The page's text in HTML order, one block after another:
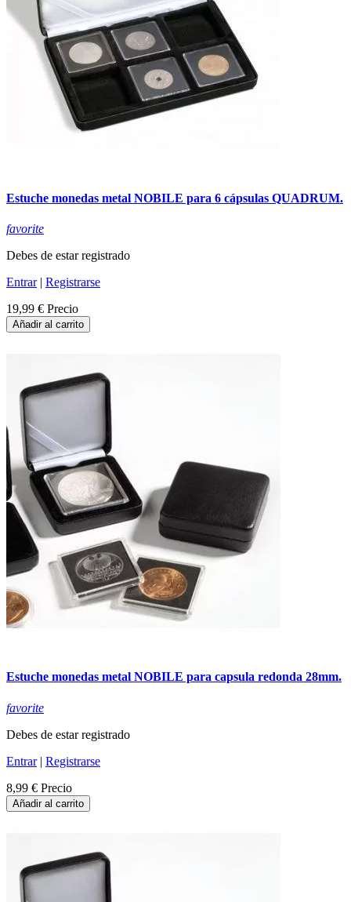
Estuche monedas metal NOBILE para 6 cápsulas QUADRUM.
favorite
Debes de estar registrado
Entrar| Registrarse
19,99 € Precio
Añadir al carrito
Estuche monedas metal NOBILE para capsula redonda 28mm.
favorite
Debes de estar registrado
Entrar| Registrarse
8,99 € Precio
Añadir al carrito